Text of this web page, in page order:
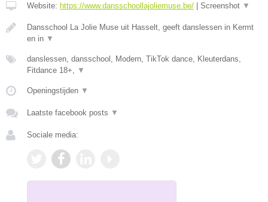
Website: https://www.dansschoollajoliemuse.be/ Screenshot ▼
Dansschool La Jolie Muse uit Hasselt, geeft danslessen in Kermt
en in ▼
danslessen, dansschool, Modern, TikTok dance, Kleuterdans,
Fitdance 18+,
▼
Openingstijden ▼
Laatste facebook posts ▼
Sociale media: